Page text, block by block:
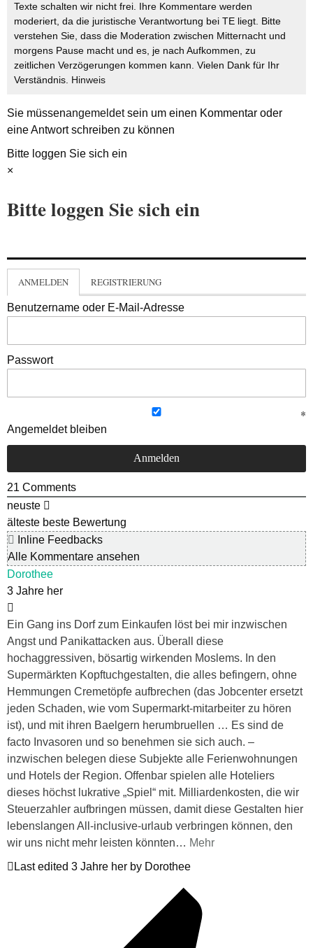
Texte schalten wir nicht frei. Ihre Kommentare werden
moderiert, da die juristische Verantwortung bei TE liegt. Bitte
verstehen Sie, dass die Moderation zwischen Mitternacht und
morgens Pause macht und es, je nach Aufkommen, zu
zeitlichen Verzögerungen kommen kann. Vielen Dank für Ihr
Verständnis. Hinweis
Sie müssenangemeldetsein um einen Kommentar oder
eine Antwort schreiben zu können
Bitte loggen Sie sich ein
×
Bitte loggen Sie sich ein
ANMELDEN REGISTRIERUNG
Benutzername oder E-Mail-Adresse
Passwort
Angemeldet bleiben
21 Comments
neuste
älteste beste Bewertung
Inline Feedbacks
Alle Kommentare ansehen
Dorothee
3 Jahre her
Ein Gang ins Dorf zum Einkaufen löst bei mir inzwischen
Angst und Panikattacken aus. Überall diese
hochaggressiven, bösartig wirkenden Moslems. In den
Supermärkten Kopftuchgestalten, die alles befingern, ohne
Hemmungen Cremetöpfe aufbrechen (das Jobcenter ersetzt
jeden Schaden, wie vom Supermarkt-mitarbeiter zu hören
ist), und mit ihren Baelgern herumbruellen … Es sind de
facto Invasoren und so benehmen sie sich auch. –
inzwischen belegen diese Subjekte alle Ferienwohnungen
und Hotels der Region. Offenbar spielen alle Hoteliers
dieses höchst lukrative „Spiel“ mit. Milliardenkosten, die wir
Steuerzahler aufbringen müssen, damit diese Gestalten hier
lebenslangen All-inclusive-urlaub verbringen können, den
wir uns nicht mehr leisten könnten… Mehr
Last edited 3 Jahre her by Dorothee